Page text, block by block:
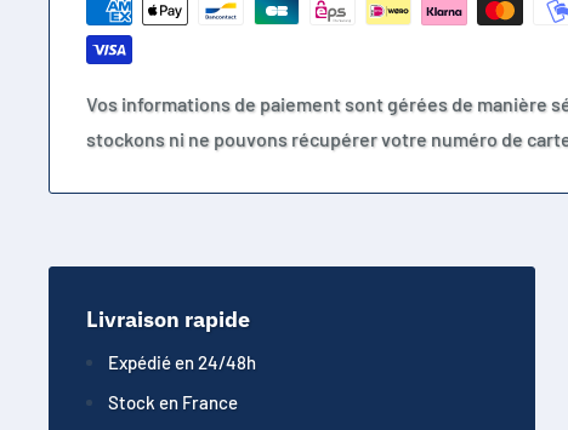
Vos informations de paiement sont gérées de manière
stockons ni ne pouvons récupérer votre numéro de
Livraison rapide
Expédié en 24/48h
Stock en France